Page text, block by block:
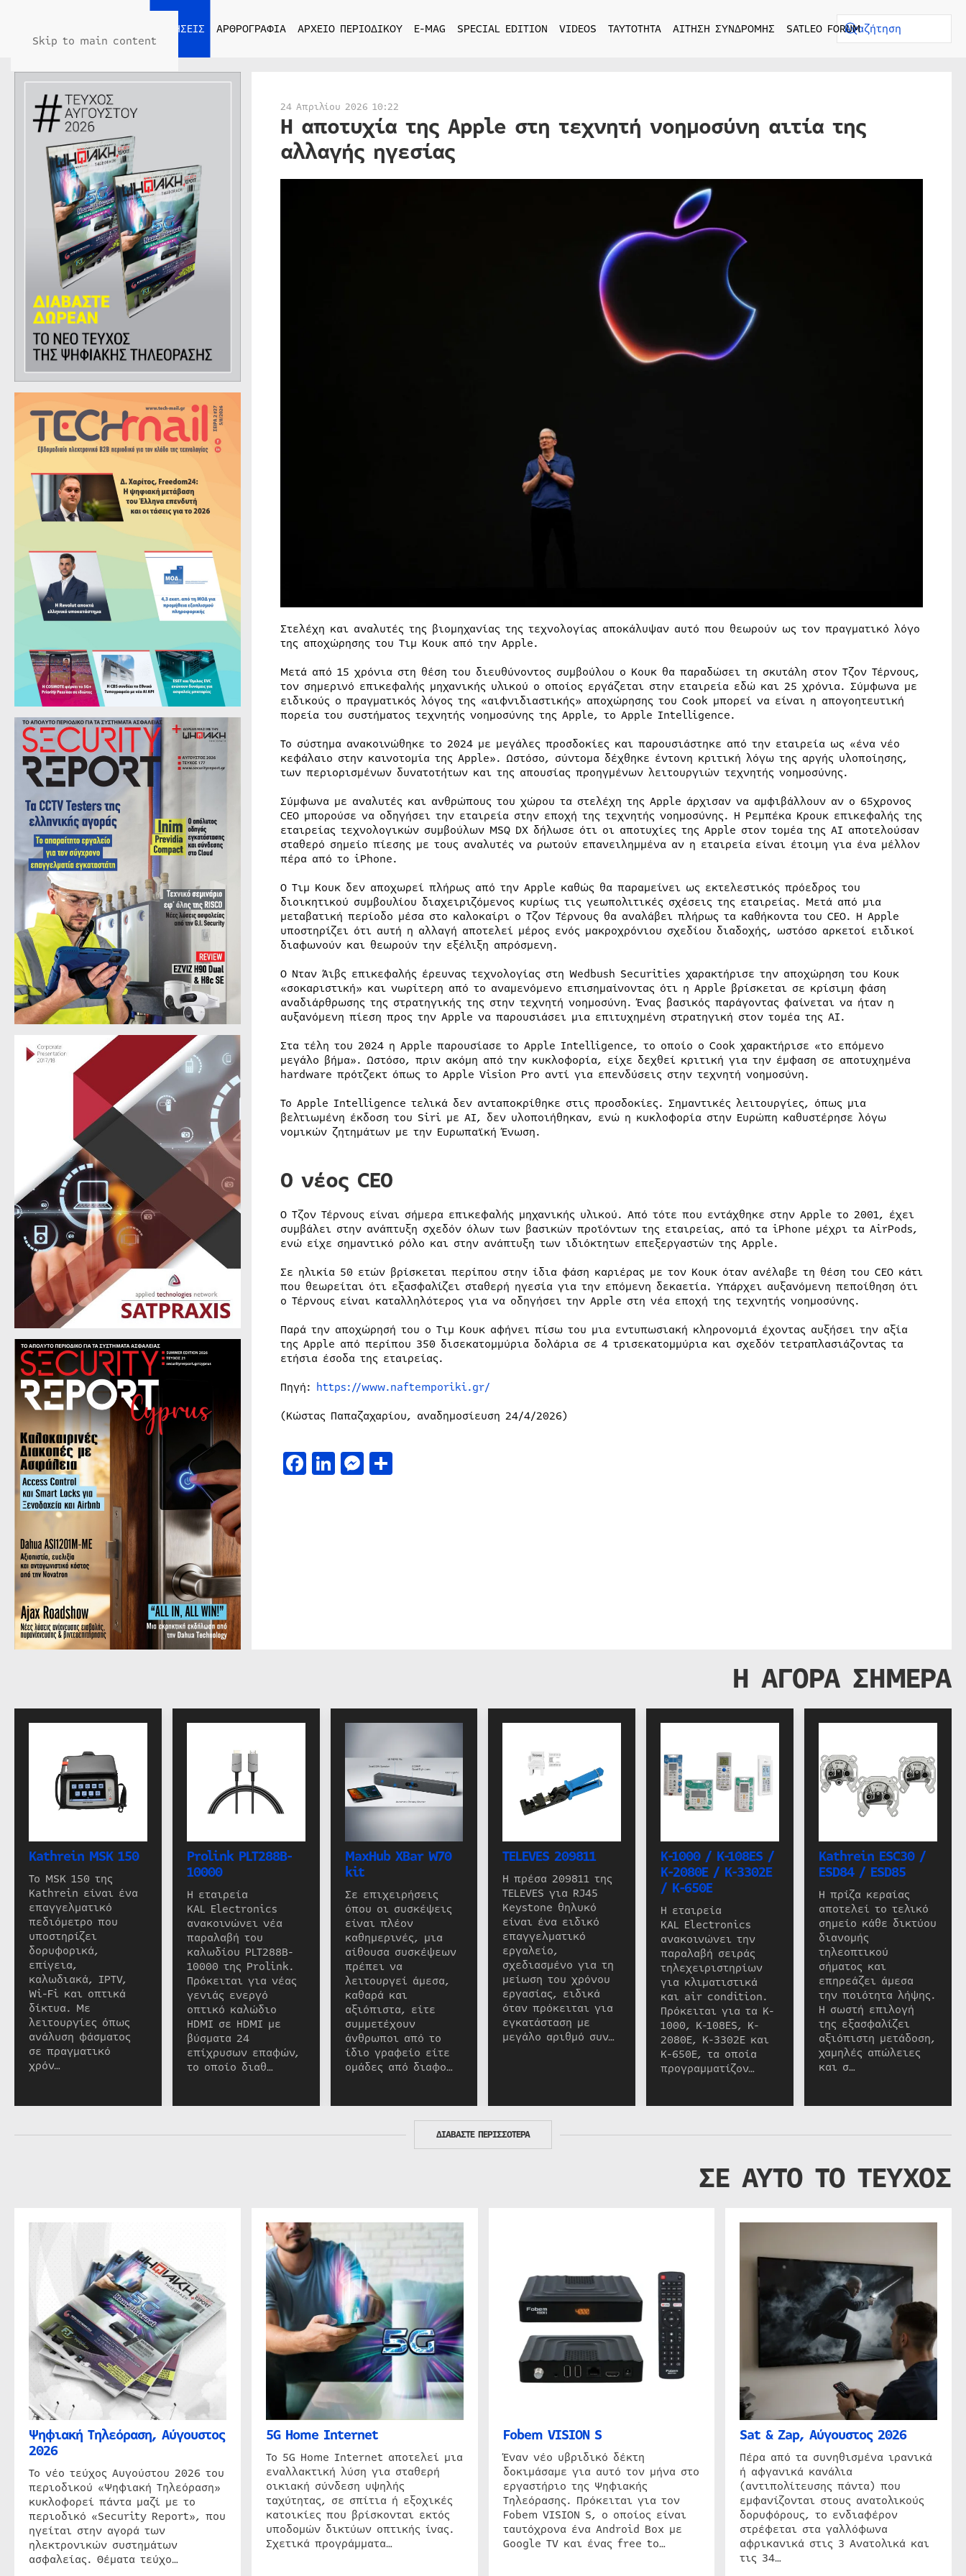
Skip to main content
ΕΙΔΗΣΕΙΣ ΑΡΘΡΟΓΡΑΦΙΑ ΑΡΧΕΙΟ ΠΕΡΙΟΔΙΚΟΥ E-MAG SPECIAL EDITION VIDEOS ΤΑΥΤΟΤΗΤΑ ΑΙΤΗΣΗ ΣΥΝΔΡΟΜΗΣ SATLEO FORUM
24 Απριλίου 2026 10:22
H αποτυχία της Apple στη τεχνητή νοημοσύνη αιτία της
αλλαγής ηγεσίας
Στελέχη και αναλυτές της βιομηχανίας της τεχνολογίας αποκάλυψαν αυτό που θεωρούν ως τον πραγματικό λόγο
της αποχώρησης του Τιμ Κουκ από την Apple.
Μετά από 15 χρόνια στη θέση του διευθύνοντος συμβούλου ο Κουκ θα παραδώσει τη σκυτάλη στον Τζον Τέρνους,
τον σημερινό επικεφαλής μηχανικής υλικού ο οποίος εργάζεται στην εταιρεία εδώ και 25 χρόνια. Σύμφωνα με
ειδικούς ο πραγματικός λόγος της «αιφνιδιαστικής» αποχώρησης του Cook μπορεί να είναι η απογοητευτική
πορεία του συστήματος τεχνητής νοημοσύνης της Apple, το Apple Intelligence.
Το σύστημα ανακοινώθηκε το 2024 με μεγάλες προσδοκίες και παρουσιάστηκε από την εταιρεία ως «ένα νέο
κεφάλαιο στην καινοτομία της Apple». Ωστόσο, σύντομα δέχθηκε έντονη κριτική λόγω της αργής υλοποίησης,
των περιορισμένων δυνατοτήτων και της απουσίας προηγμένων λειτουργιών τεχνητής νοημοσύνης.
Σύμφωνα με αναλυτές και ανθρώπους του χώρου τα στελέχη της Apple άρχισαν να αμφιβάλλουν αν ο 65χρονος
CEO μπορούσε να οδηγήσει την εταιρεία στην εποχή της τεχνητής νοημοσύνης. Η Ρεμπέκα Κρουκ επικεφαλής της
εταιρείας τεχνολογικών συμβούλων MSQ DX δήλωσε ότι οι αποτυχίες της Apple στον τομέα της AI αποτελούσαν
σταθερό σημείο πίεσης με τους αναλυτές να ρωτούν επανειλημμένα αν η εταιρεία είναι έτοιμη για ένα μέλλον
πέρα από το iPhone.
Ο Τιμ Κουκ δεν αποχωρεί πλήρως από την Apple καθώς θα παραμείνει ως εκτελεστικός πρόεδρος του
διοικητικού συμβουλίου διαχειριζόμενος κυρίως τις γεωπολιτικές σχέσεις της εταιρείας. Μετά από μια
μεταβατική περίοδο μέσα στο καλοκαίρι ο Τζον Τέρνους θα αναλάβει πλήρως τα καθήκοντα του CEO. Η Apple
υποστηρίζει ότι αυτή η αλλαγή αποτελεί μέρος ενός μακροχρόνιου σχεδίου διαδοχής, ωστόσο αρκετοί ειδικοί
διαφωνούν και θεωρούν την εξέλιξη απρόσμενη.
Ο Νταν Άιβς επικεφαλής έρευνας τεχνολογίας στη Wedbush Securities χαρακτήρισε την αποχώρηση του Κουκ
«σοκαριστική» και νωρίτερη από το αναμενόμενο επισημαίνοντας ότι η Apple βρίσκεται σε κρίσιμη φάση
αναδιάρθρωσης της στρατηγικής της στην τεχνητή νοημοσύνη. Ένας βασικός παράγοντας φαίνεται να ήταν η
αυξανόμενη πίεση προς την Apple να παρουσιάσει μια επιτυχημένη στρατηγική στον τομέα της AI.
Στα τέλη του 2024 η Apple παρουσίασε το Apple Intelligence, το οποίο ο Cook χαρακτήρισε «το επόμενο
μεγάλο βήμα». Ωστόσο, πριν ακόμη από την κυκλοφορία, είχε δεχθεί κριτική για την έμφαση σε αποτυχημένα
hardware πρότζεκτ όπως το Apple Vision Pro αντί για επενδύσεις στην τεχνητή νοημοσύνη.
Το Apple Intelligence τελικά δεν ανταποκρίθηκε στις προσδοκίες. Σημαντικές λειτουργίες, όπως μια
βελτιωμένη έκδοση του Siri με AI, δεν υλοποιήθηκαν, ενώ η κυκλοφορία στην Ευρώπη καθυστέρησε λόγω
νομικών ζητημάτων με την Ευρωπαϊκή Ένωση.
Ο νέος CEO
Ο Τζον Τέρνους είναι σήμερα επικεφαλής μηχανικής υλικού. Από τότε που εντάχθηκε στην Apple το 2001, έχει
συμβάλει στην ανάπτυξη σχεδόν όλων των βασικών προϊόντων της εταιρείας, από τα iPhone μέχρι τα AirPods,
ενώ είχε σημαντικό ρόλο και στην ανάπτυξη των ιδιόκτητων επεξεργαστών της Apple.
Σε ηλικία 50 ετών βρίσκεται περίπου στην ίδια φάση καριέρας με τον Κουκ όταν ανέλαβε τη θέση του CEO κάτι
που θεωρείται ότι εξασφαλίζει σταθερή ηγεσία για την επόμενη δεκαετία. Υπάρχει αυξανόμενη πεποίθηση ότι
ο Τέρνους είναι καταλληλότερος για να οδηγήσει την Apple στη νέα εποχή της τεχνητής νοημοσύνης.
Παρά την αποχώρησή του ο Τιμ Κουκ αφήνει πίσω του μια εντυπωσιακή κληρονομιά έχοντας αυξήσει την αξία
της Apple από περίπου 350 δισεκατομμύρια δολάρια σε 4 τρισεκατομμύρια και σχεδόν τετραπλασιάζοντας τα
ετήσια έσοδα της εταιρείας.
Πηγή: https://www.naftemporiki.gr/
(Κώστας Παπαζαχαρίου, αναδημοσίευση 24/4/2026)
Facebook
LinkedIn
Messenger
Μοιραστείτε
Η ΑΓΟΡΑ ΣΗΜΕΡΑ
Kathrein MSK 150
Το MSK 150 της
Kathrein είναι ένα
επαγγελματικό
πεδιόμετρο που
υποστηρίζει
δορυφορικά,
επίγεια,
καλωδιακά, IPTV,
Wi-Fi και οπτικά
δίκτυα. Με
λειτουργίες όπως
ανάλυση φάσματος
σε πραγματικό
χρόν…
Prolink PLT288B-
10000
Η εταιρεία
KAL Electronics
ανακοινώνει νέα
παραλαβή του
καλωδίου PLT288B-
10000 της Prolink.
Πρόκειται για νέας
γενιάς ενεργό
οπτικό καλώδιο
HDMI σε HDMI με
βύσματα 24
επίχρυσων επαφών,
το οποίο διαθ…
MaxHub XBar W70
kit
Σε επιχειρήσεις
όπου οι συσκέψεις
είναι πλέον
καθημερινές, μια
αίθουσα συσκέψεων
πρέπει να
λειτουργεί άμεσα,
καθαρά και
αξιόπιστα, είτε
συμμετέχουν
άνθρωποι από το
ίδιο γραφείο είτε
ομάδες από διαφο…
TELEVES 209811
Η πρέσα 209811 της
TELEVES για RJ45
Keystone θηλυκό
είναι ένα ειδικό
επαγγελματικό
εργαλείο,
σχεδιασμένο για τη
μείωση του χρόνου
εργασίας, ειδικά
όταν πρόκειται για
εγκατάσταση με
μεγάλο αριθμό συν…
K-1000 / K-108ES /
K-2080E / K-3302E
/ K-650E
Η εταιρεία
KAL Electronics
ανακοινώνει την
παραλαβή σειράς
τηλεχειριστηρίων
για κλιματιστικά
και air condition.
Πρόκειται για τα K-
1000, K-108ES, K-
2080E, K-3302E και
K-650E, τα οποία
προγραμματίζον…
Kathrein ESC30 /
ESD84 / ESD85
Η πρίζα κεραίας
αποτελεί το τελικό
σημείο κάθε δικτύου
διανομής
τηλεοπτικού
σήματος και
επηρεάζει άμεσα
την ποιότητα λήψης.
Η σωστή επιλογή
της εξασφαλίζει
αξιόπιστη μετάδοση,
χαμηλές απώλειες
και σ…
ΔΙΑΒΑΣΤΕ ΠΕΡΙΣΣΟΤΕΡΑ
ΣΕ ΑΥΤΟ ΤΟ ΤΕΥΧΟΣ
Ψηφιακή Τηλεόραση, Αύγουστος
2026
Το νέο τεύχος Αυγούστου 2026 του
περιοδικού «Ψηφιακή Τηλεόραση»
κυκλοφορεί πάντα μαζί με το
περιοδικό «Security Report», που
ηγείται στην αγορά των
ηλεκτρονικών συστημάτων
ασφαλείας. Θέματα τεύχο…
5G Home Internet
Το 5G Home Internet αποτελεί μια
εναλλακτική λύση για σταθερή
οικιακή σύνδεση υψηλής
ταχύτητας, σε σπίτια ή εξοχικές
κατοικίες που βρίσκονται εκτός
υποδομών δικτύων οπτικής ίνας.
Σχετικά προγράμματα…
Fobem VISION S
Έναν νέο υβριδικό δέκτη
δοκιμάσαμε για αυτό τον μήνα στο
εργαστήριο της Ψηφιακής
Τηλεόρασης. Πρόκειται για τον
Fobem VISION S, ο οποίος είναι
ταυτόχρονα ένα Android Box με
Google TV και ένας free to…
Sat & Zap, Αύγουστος 2026
Πέρα από τα συνηθισμένα ιρανικά
ή αφγανικά κανάλια
(αντιπολίτευσης πάντα) που
εμφανίζονται στους ανατολικούς
δορυφόρους, το ενδιαφέρον
στρέφεται στα γαλλόφωνα
αφρικανικά στις 3 Ανατολικά και
τις 34…